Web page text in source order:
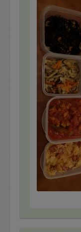
☆チキンのトマ
☆人参ポタージ
☆混ぜご飯
☆キノコのオイ
☆カキフライ
☆ミルクプリン
☆バナナケーキ
☆ミートソース
などなど。どれ
美味しく作って